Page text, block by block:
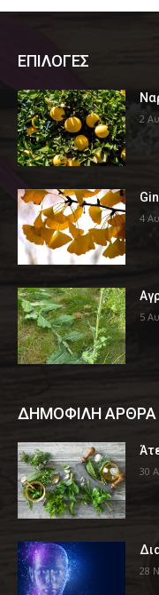
ΕΠΙΛΟΓΕΣ
2
4
5
ΔΗΜΟΦΙΛΗ ΑΡΘΡΑ
30
28